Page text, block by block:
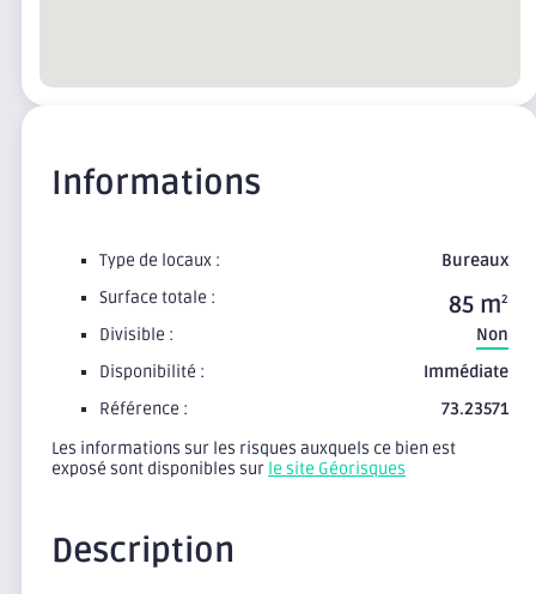
Informations
Type de locaux :
Bureaux
Surface totale :
85 m2
Divisible :
Non
Disponibilité :
Immédiate
Référence :
73.23571
Les informations sur les risques auxquels ce bien est
exposé sont disponibles sur le site Géorisques
Description